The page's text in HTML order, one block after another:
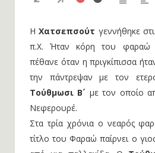
ΗΧατσεπσούτ γεννήθηκε
π.Χ. Ήταν κόρη του φαραώ
πέθανε όταν η πριγκίπισσα
την πάντρεψαν με τον
Τούθμωσι Β´ με τον οποίο
Νεφερουρέ.
Στα τρία χρόνια ο νεαρός
τίτλο του Φαραώ παίρνει ο